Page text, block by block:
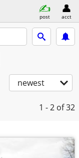
post acct
newest
1 - 2 of 32